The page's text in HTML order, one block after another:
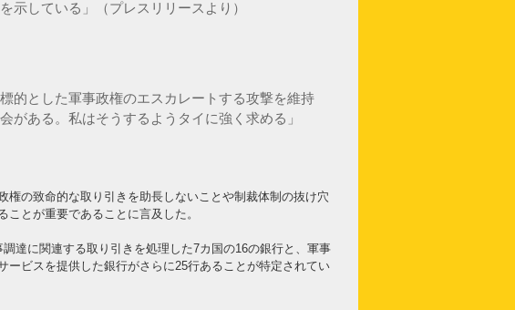
示している」（プレスリリースより）
的とした軍事政権のエスカレートする攻撃を維持
がある。私はそうするようタイに強く求める」
の致命的な取り引きを助長しないことや制裁体制の抜け穴
とが重要であることに言及した。
達に関連する取り引きを処理した7カ国の16の銀行と、軍事
ビスを提供した銀行がさらに25行あることが特定されてい